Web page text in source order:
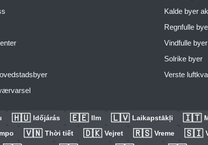
Kalde byer
Regnfulle
Vindfulle byer
Solrike byer
Verste
🇭🇺 Időjárás 🇪🇪 Ilm 🇱🇻 Laikapstākļi 🇮🇹
🇻🇳 Thời tiết 🇩🇰 Vejret 🇷🇸 Vreme 🇸🇮